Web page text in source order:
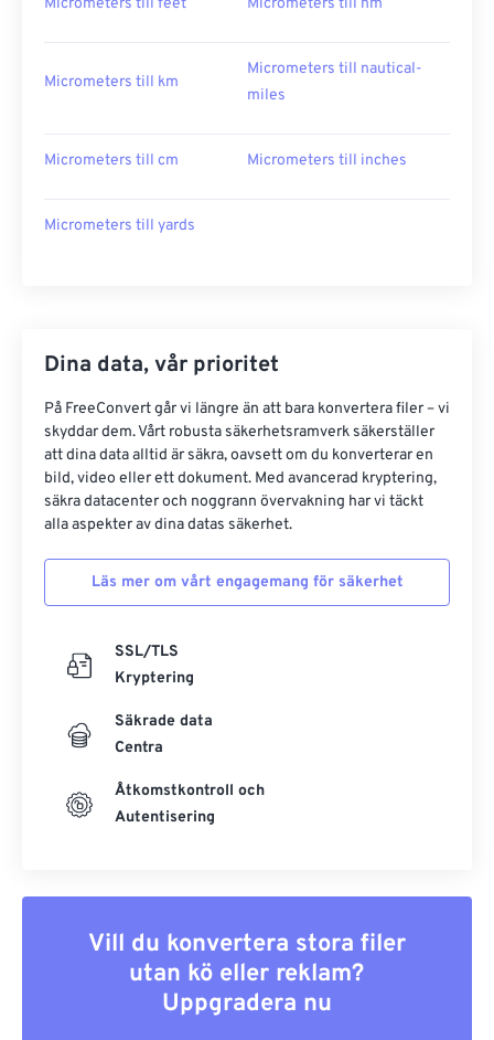
Micrometers till feet Micrometers till nm
Micrometers till km
Micrometers till nautical-
miles
Micrometers till cm Micrometers till inches
Micrometers till yards
Dina data, vår prioritet
På FreeConvert går vi längre än att bara konvertera filer – vi
skyddar dem. Vårt robusta säkerhetsramverk säkerställer
att dina data alltid är säkra, oavsett om du konverterar en
bild, video eller ett dokument. Med avancerad kryptering,
säkra datacenter och noggrann övervakning har vi täckt
alla aspekter av dina datas säkerhet.
Läs mer om vårt engagemang för säkerhet
SSL/TLS
Kryptering
Säkrade data
Centra
Åtkomstkontroll och
Autentisering
Vill du konvertera stora filer
utan kö eller reklam?
Uppgradera nu